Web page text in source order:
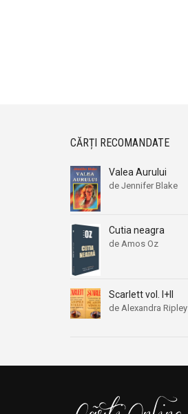
CĂRȚI RECOMANDATE
Valea Aurului
de Jennifer Blake
Cutia neagra
de Amos Oz
Scarlett vol. I+II
de Alexandra Ripley